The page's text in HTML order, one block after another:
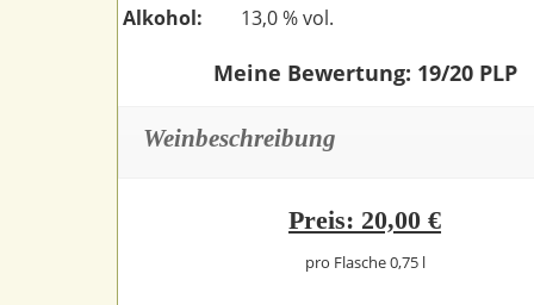
Alkohol:
13,0 % vol.
Meine Bewertung: 19/20 PLP
Weinbeschreibung
Preis: 20,00 €
pro Flasche 0,75 l